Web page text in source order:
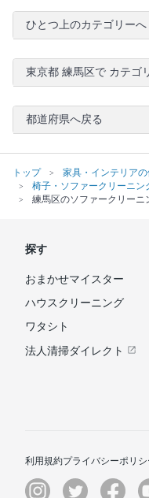
ひとつ上のカテゴリーへ
東京都 練馬区で カテゴ
都道府県へ戻る
トップ
家具・インテリア
椅子・ソファークリーニン
練馬区のソファークリーニ
探す
おまかせマイスター
ハウスクリーニング
ワタシト
法人清掃ダイレクト
利用規約プライバシーポリシ